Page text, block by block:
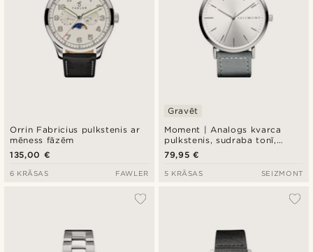
Orrin Fabricius pulkstenis ar
mēness fāzēm
135,00 €
6 KRĀSAS FAWLER
Moment | Analogs kvarca
pulkstenis, sudraba tonī,
minimālistisks dizains,
sudraba ciparnīca un pelēka
neilona siksniņa
Gravēt
79,95 €
5 KRĀSAS SEIZMONT